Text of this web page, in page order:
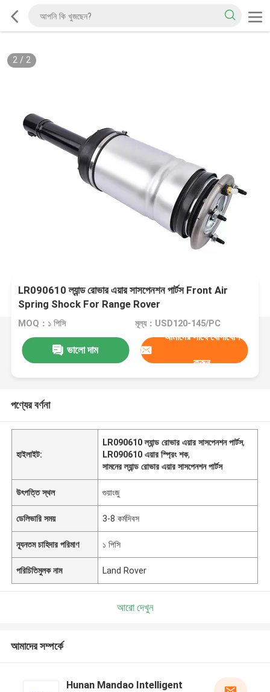
2/ 2
LR090610 ল্যান্ড রোভার এয়ার সাসপেনশন পার্টস Front Air
Spring Shock For Range Rover
MOQ：১ পিসি মূল্য：USD120-145/PC
ভালো দাম
আমাদের সাথে যোগাযোগ
করুন
পণ্যের বর্ণনা
হাইলাইট:
LR090610 ল্যান্ড রোভার এয়ার সাসপেনশন পার্টস,
LR090610 এয়ার স্প্রিং শক,
সামনের ল্যান্ড রোভার এয়ার সাসপেনশন পার্টস
উৎপত্তি স্থল গুয়াংজু
ডেলিভারি সময় 3-8 কর্মদিবস
ন্যূনতম চাহিদার পরিমাণ ১ পিসি
পরিচিতিমুলক নাম Land Rover
আরো দেখুন
আমাদের সম্পর্কে
Hunan Mandao Intelligent